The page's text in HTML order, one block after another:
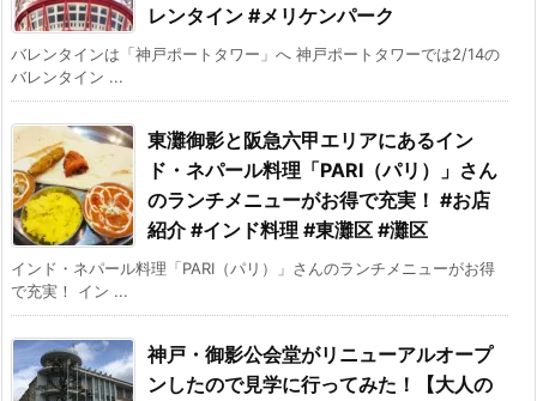
レンタイン #メリケンパーク
バレンタインは「神戸ポートタワー」へ 神戸ポートタワーでは2/14の
バレンタイン ...
東灘御影と阪急六甲エリアにあるイン
ド・ネパール料理「PARI（パリ）」さん
のランチメニューがお得で充実！ #お店
紹介 #インド料理 #東灘区 #灘区
インド・ネパール料理「PARI（パリ）」さんのランチメニューがお得
で充実！ イン ...
神戸・御影公会堂がリニューアルオープ
ンしたので見学に行ってみた！【大人の